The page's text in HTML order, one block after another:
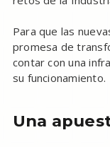
Para que las
promesa de
contar con una
su funcionamiento.
Una